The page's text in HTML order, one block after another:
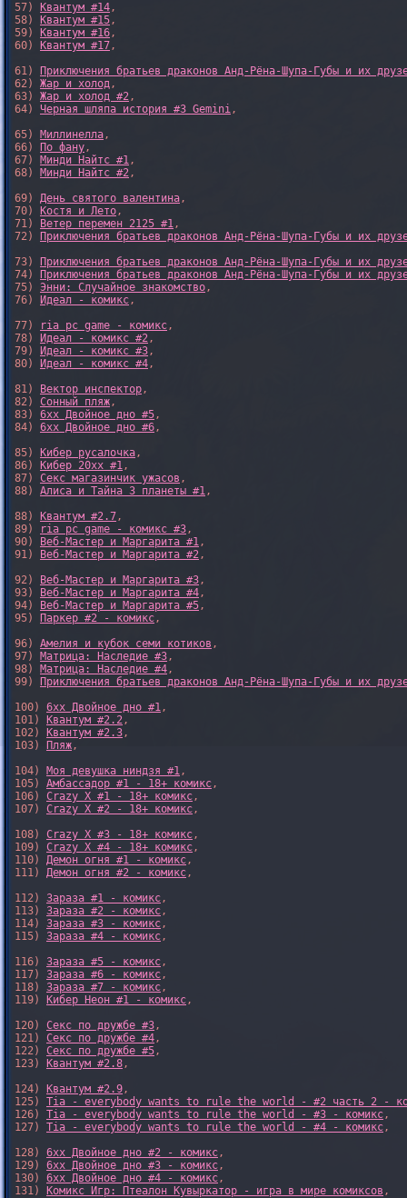
57)
Квантум #14,
58)
Квантум #15,
59)
Квантум #16,
60)
Квантум #17,
61)
Приключения братьев драконов Анд-Рёна-Шупа-Губы и их
62) Жар и холод,
63) Жар и холод #2,
64) Черная шляпа история #3 Gemini,
65) Миллинелла,
66)
По фану,
67) Минди Найтс #1,
68) Минди Найтс #2,
69) День святого валентина,
70)
Костя и Лето,
71)
Ветер перемен 2125 #1,
72)
Приключения братьев драконов Анд-Рёна-Шупа-Губы и их
73)
Приключения братьев драконов Анд-Рёна-Шупа-Губы и их
74)
Приключения братьев драконов Анд-Рёна-Шупа-Губы и их
75) Энни: Случайное знакомство,
76)
Идеал - комикс,
77)
ria pc game - комикс,
78)
Идеал - комикс #2,
79)
Идеал - комикс #3,
80)
Идеал - комикс #4,
81)
Вектор инспектор,
82) Сонный пляж,
83) 6xx Двойное дно #5,
84) 6xx Двойное дно #6,
85)
Кибер русалочка,
86)
Кибер 20xx #1,
87) Секс магазинчик ужасов ,
88) Алиса и Тайна 3 планеты #1,
88)
Квантум #2.7,
89)
ria pc game - комикс #3,
90)
Веб-Мастер и Маргарита #1,
91)
Веб-Мастер и Маргарита #2,
92)
Веб-Мастер и Маргарита #3,
93)
Веб-Мастер и Маргарита #4,
94)
Веб-Мастер и Маргарита #5,
95)
Паркер #2 - комикс,
96) Амелия и кубок семи котиков ,
97) Матрица: Наследие #3,
98) Матрица: Наследие #4,
99)
Приключения братьев драконов Анд-Рёна-Шупа-Губы и их
100) 6xx Двойное дно #1,
101)
Квантум #2.2,
102)
Квантум #2.3,
103)
Пляж,
104) Моя девушка ниндзя #1,
105) Амбассадор #1 - 18+ комикс,
106) Crazy X #1 - 18+ комикс,
107) Crazy X #2 - 18+ комикс,
108) Crazy X #3 - 18+ комикс,
109) Crazy X #4 - 18+ комикс,
110) Демон огня #1 - комикс,
111) Демон огня #2 - комикс,
112) Зараза #1 - комикс,
113) Зараза #2 - комикс,
114) Зараза #3 - комикс,
115) Зараза #4 - комикс,
116) Зараза #5 - комикс,
117) Зараза #6 - комикс,
118) Зараза #7 - комикс,
119)
Кибер Неон #1 - комикс,
120) Секс по дружбе #3,
121) Секс по дружбе #4,
122) Секс по дружбе #5,
123)
Квантум #2.8,
124)
Квантум #2.9,
125) Tia - everybody wants to rule the world - #2 часть 2 -
126) Tia - everybody wants to rule the world - #3 - комикс,
127) Tia - everybody wants to rule the world - #4 - комикс,
128) 6xx Двойное дно #2 - комикс,
129) 6xx Двойное дно #3 - комикс,
130) 6xx Двойное дно #4 - комикс,
131)
Комикс Игр: Птеалон Кувыркатор - игра в мире комиксов ,